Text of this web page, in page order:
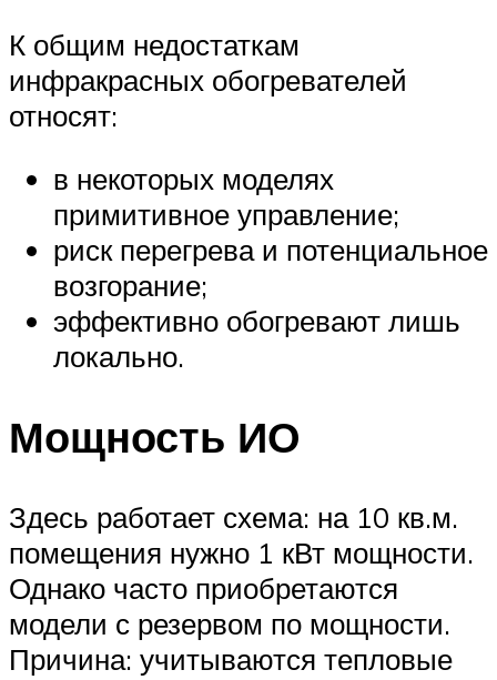
К общим недостаткам
инфракрасных обогревателей
относят:
в некоторых моделях
примитивное управление;
риск перегрева и потенциальное
возгорание;
эффективно обогревают лишь
локально.
Мощность ИО
Здесь работает схема: на 10 кв.м.
помещения нужно 1 кВт мощности.
Однако часто приобретаются
модели с резервом по мощности.
Причина: учитываются тепловые